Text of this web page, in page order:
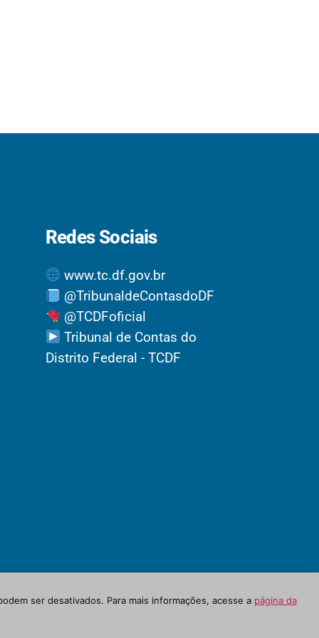
Redes Sociais
www.tc.df.gov.br
@TribunaldeContasdoDF
@TCDFoficial
Tribunal de Contas do
Distrito Federal - TCDF
ser desativados. Para mais informações, acesse a página da